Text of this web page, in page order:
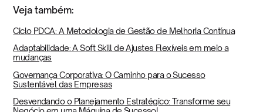
Veja também:
Ciclo PDCA: A Metodologia de Gestão de Melhoria Contínua
Adaptabilidade: A Soft Skill de Ajustes Flexíveis em meio a
mudanças
Governança Corporativa: O Caminho para o Sucesso
Sustentável das Empresas
Desvendando o Planejamento Estratégico: Transforme seu